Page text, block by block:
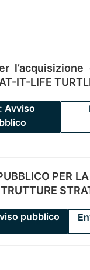
IT-LIFE
Avviso
PER
pubblico